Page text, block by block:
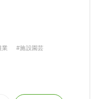
業
#施設園芸